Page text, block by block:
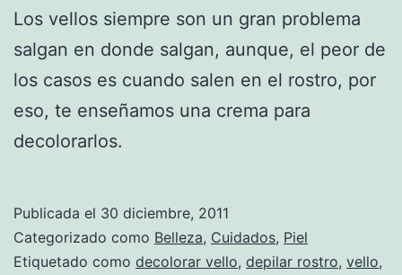
Los vellos siempre son un gran problema
salgan en donde salgan, aunque, el peor de
los casos es cuando salen en el rostro, por
eso, te enseñamos una crema para
decolorarlos.
Publicada el 30 diciembre, 2011
Categorizado como Belleza, Cuidados, Piel
Etiquetado como decolorar vello, depilar rostro, vello,